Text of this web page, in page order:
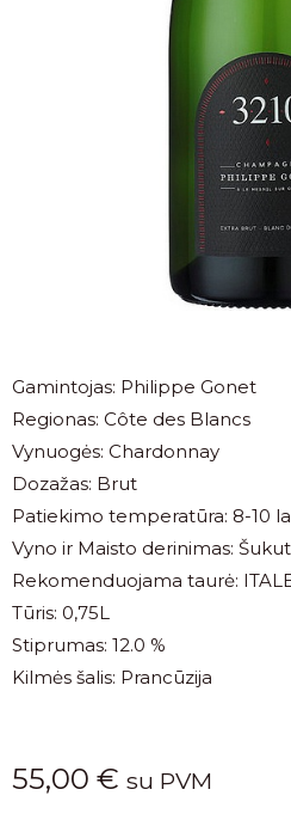
Gamintojas: Philippe Gonet
Regionas: Côte des Blancs
Vynuogės: Chardonnay
Dozažas: Brut
Patiekimo temperatūra: 8-10
Vyno ir Maisto derinimas:
Rekomenduojama taurė:
Tūris: 0,75L
Stiprumas: 12.0 %
Kilmės šalis: Prancūzija
55,00 € su PVM